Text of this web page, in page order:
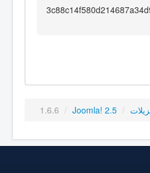
/
Joomla! 2.5
/
1.6.6